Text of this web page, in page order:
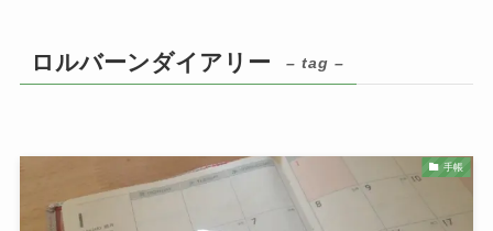
ロルバーンダイアリー – tag –
手帳